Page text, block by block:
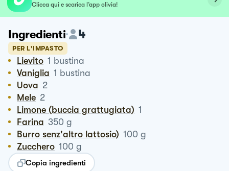
Clicca qui e scarica l’app olivia!
Ingredienti 4
PER L'IMPASTO
Lievito 1 bustina
Vaniglia 1 bustina
Uova 2
Mele 2
Limone (buccia grattugiata) 1
Farina 350 g
Burro senz'altro lattosio) 100 g
Zucchero 100 g
Copia ingredienti